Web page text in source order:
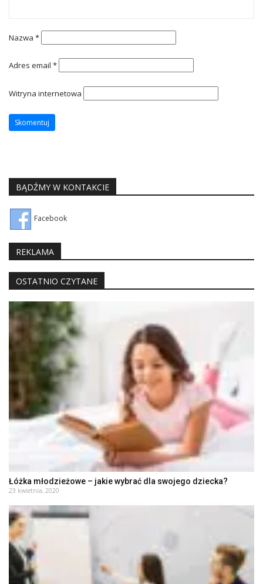
Nazwa *
Adres email *
Witryna internetowa
BĄDŹMY W KONTAKCIE
Facebook
REKLAMA
OSTATNIO CZYTANE
Łóżka młodzieżowe – jakie wybrać dla swojego dziecka?
23 kwietnia, 2020